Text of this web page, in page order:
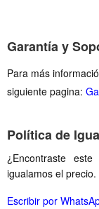
Garantía y
Para más
siguiente pagina:
Política de
¿Encontraste
igualamos el
Escribir por